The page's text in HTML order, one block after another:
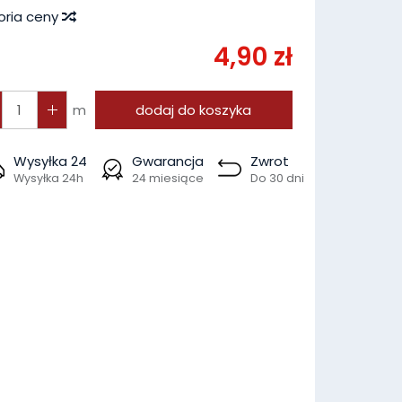
ceny
4,90 zł
m dodaj do koszyka
Wysyłka 24
Wysyłka 24h
Gwarancja
24 miesiące
Zwrot
Do 30 dni